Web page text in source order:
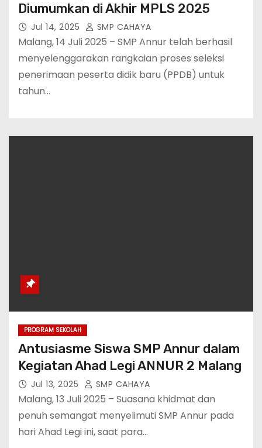
Diumumkan di Akhir MPLS 2025
Jul 14, 2025 SMP CAHAYA
Malang, 14 Juli 2025 – SMP Annur telah berhasil
menyelenggarakan rangkaian proses seleksi
penerimaan peserta didik baru (PPDB) untuk
tahun…
PROGRAM SEKOLAH
Antusiasme Siswa SMP Annur dalam
Kegiatan Ahad Legi ANNUR 2 Malang
Jul 13, 2025 SMP CAHAYA
Malang, 13 Juli 2025 – Suasana khidmat dan
penuh semangat menyelimuti SMP Annur pada
hari Ahad Legi ini, saat para…